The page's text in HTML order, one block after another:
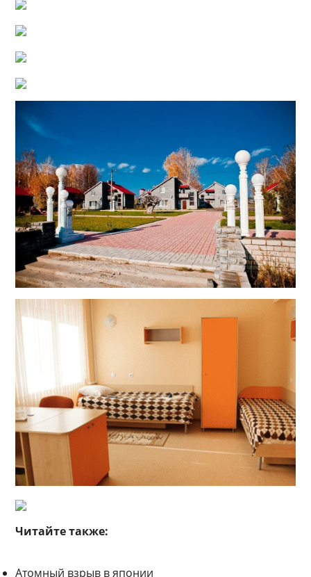
Читайте также:
Атомный взрыв в японии